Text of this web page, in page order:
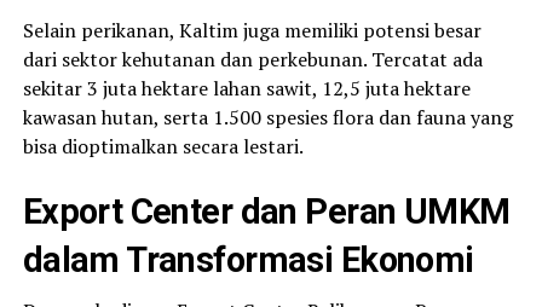
Selain perikanan, Kaltim juga memiliki potensi besar
dari sektor kehutanan dan perkebunan. Tercatat ada
sekitar 3 juta hektare lahan sawit, 12,5 juta hektare
kawasan hutan, serta 1.500 spesies flora dan fauna yang
bisa dioptimalkan secara lestari.
Export Center dan Peran UMKM
dalam Transformasi Ekonomi